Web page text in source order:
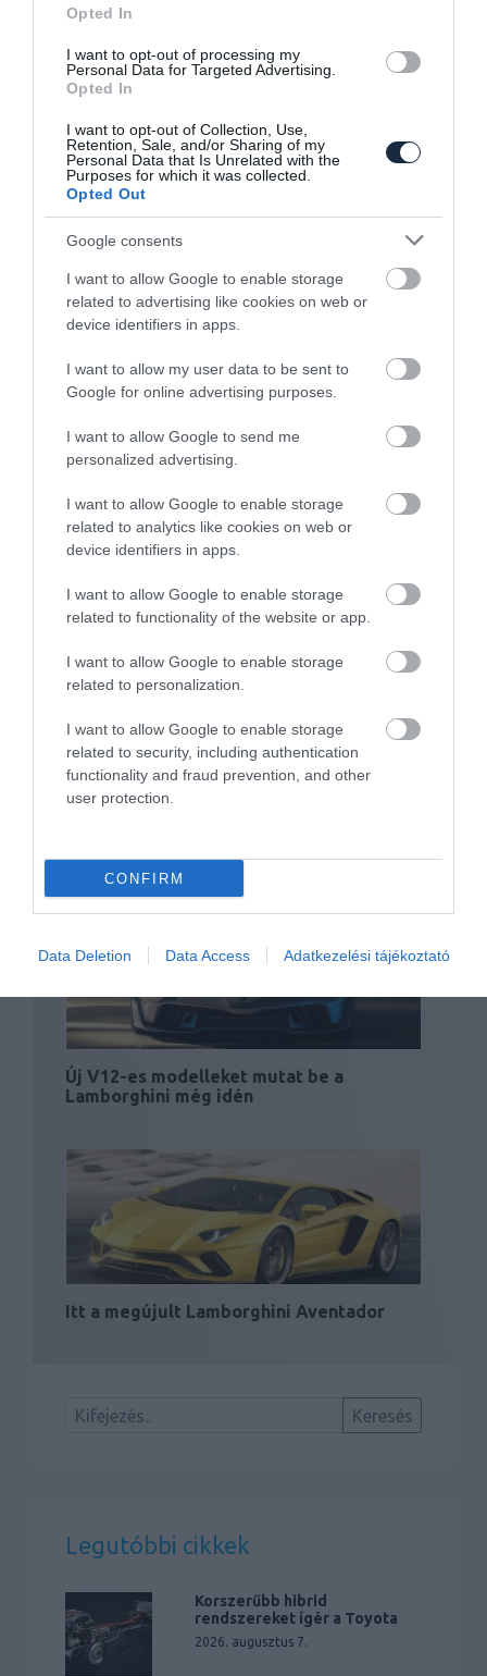
Opted In
I want to opt-out of processing my
Personal Data for Targeted Advertising.
Opted In
I want to opt-out of Collection, Use,
Retention, Sale, and/or Sharing of my
Personal Data that Is Unrelated with the
Purposes for which it was collected.
Opted Out
Google consents
I want to allow Google to enable storage
related to advertising like cookies on web or
device identifiers in apps.
I want to allow my user data to be sent to
Google for online advertising purposes.
I want to allow Google to send me
personalized advertising.
I want to allow Google to enable storage
related to analytics like cookies on web or
device identifiers in apps.
I want to allow Google to enable storage
related to functionality of the website or app.
I want to allow Google to enable storage
related to personalization.
I want to allow Google to enable storage
related to security, including authentication
functionality and fraud prevention, and other
user protection.
CONFIRM
Data Deletion Data Access Adatkezelési tájékoztató
Minden eddiginél erősebb Lamborghini
van érkezőben
Aventador
Ledobta a tetőt az Aventador SV!
Új V12-es modelleket mutat be a
Lamborghini még idén
Itt a megújult Lamborghini Aventador
Legutóbbi cikkek
Korszerűbb hibrid
rendszereket ígér a Toyota
2026. augusztus 7.